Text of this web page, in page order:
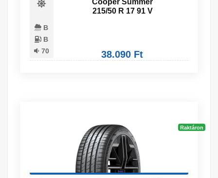
B
B
70
215/50 R 17 91 V
38.090 Ft
Raktáron